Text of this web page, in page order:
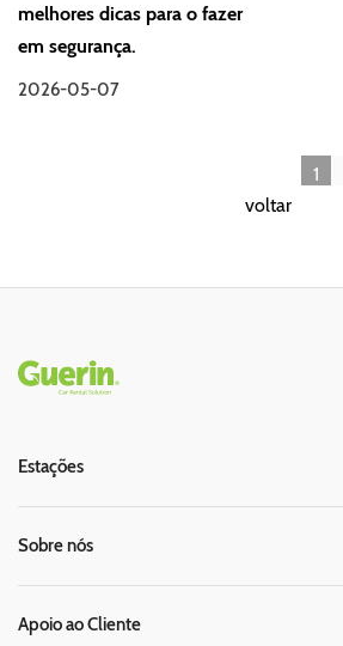
melhores dicas para o fazer
em segurança.
2026-05-07
1
voltar
Rodapé
Estações
Sobre nós
Apoio ao Cliente